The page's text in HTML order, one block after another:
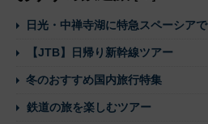
日光・中禅寺湖に特急スペーシアで
【JTB】日帰り新幹線ツアー
冬のおすすめ国内旅行特集
鉄道の旅を楽しむツアー